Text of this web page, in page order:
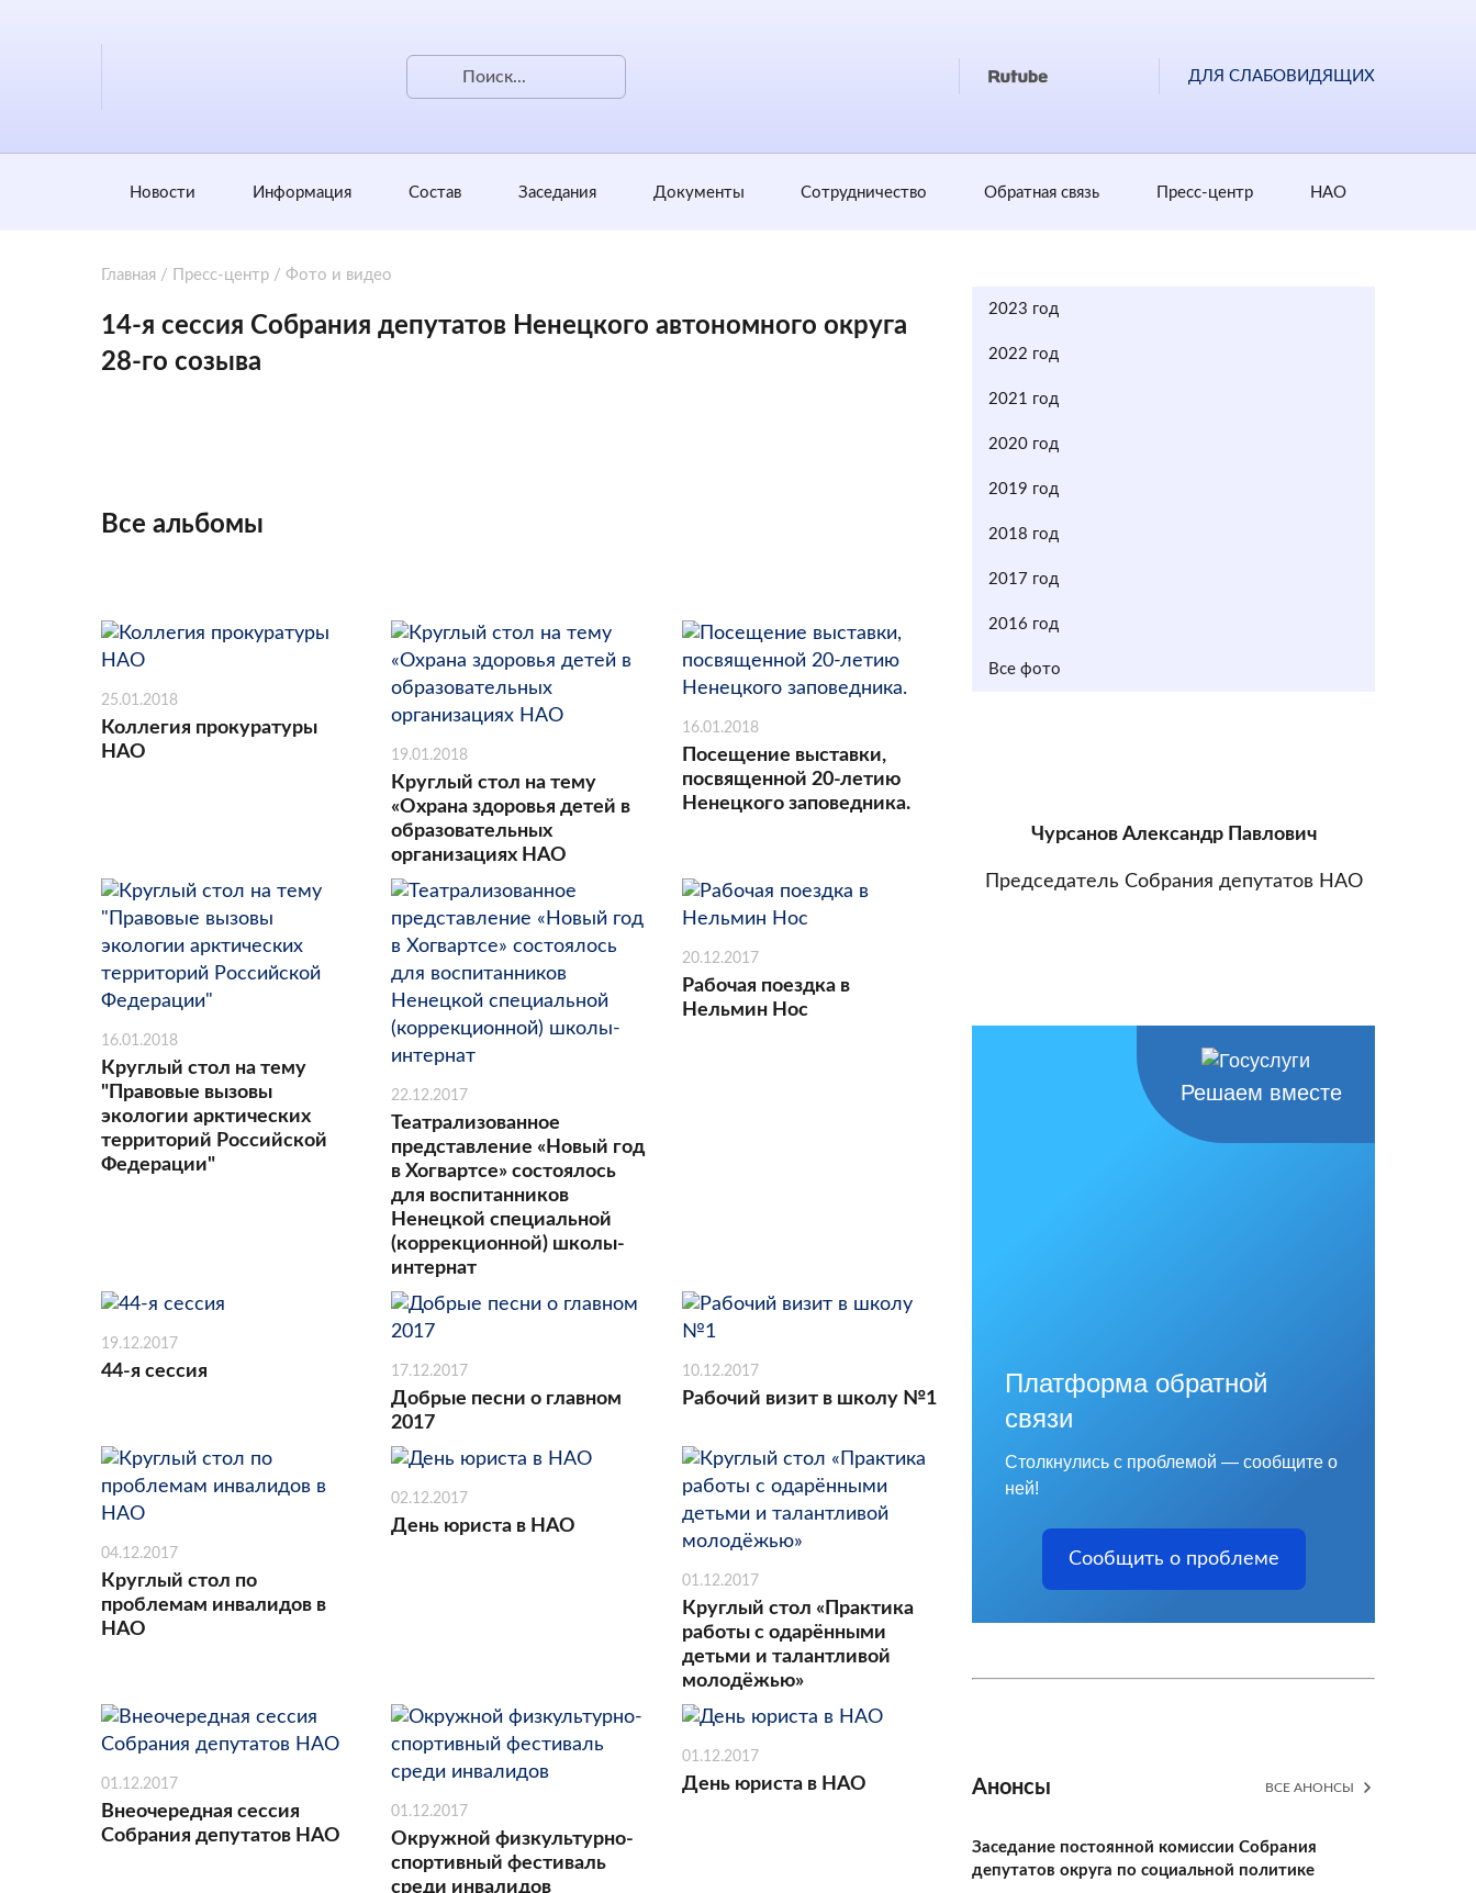
ДЛЯ СЛАБОВИДЯЩИХ
Новости Информация Состав Заседания Документы Сотрудничество Обратная cвязь Пресс-центр НАО
Главная / Пресс-центр / Фото и видео
14-я сессия Собрания депутатов Ненецкого автономного округа
28-го созыва
Все альбомы
25.01.2018
Коллегия прокуратуры
НАО
19.01.2018
Круглый стол на тему
«Охрана здоровья детей в
образовательных
организациях НАО
16.01.2018
Посещение выставки,
посвященной 20-летию
Ненецкого заповедника.
16.01.2018
Круглый стол на тему
"Правовые вызовы
экологии арктических
территорий Российской
Федерации"
22.12.2017
Театрализованное
представление «Новый год
в Хогвартсе» состоялось
для воспитанников
Ненецкой специальной
(коррекционной) школы-
интернат
20.12.2017
Рабочая поездка в
Нельмин Нос
19.12.2017
44-я сессия 17.12.2017
Добрые песни о главном
2017
10.12.2017
Рабочий визит в школу №1
04.12.2017
Круглый стол по
проблемам инвалидов в
НАО
02.12.2017
День юриста в НАО
01.12.2017
Круглый стол «Практика
работы с одарёнными
детьми и талантливой
молодёжью»
01.12.2017
Внеочередная сессия
Собрания депутатов НАО
01.12.2017
Окружной физкультурно-
спортивный фестиваль
среди инвалидов
01.12.2017
День юриста в НАО
2023 год
2022 год
2021 год
2020 год
2019 год
2018 год
2017 год
2016 год
Все фото
Чурсанов Александр Павлович
Председатель Собрания депутатов НАО
Решаем вместе
Платформа обратной
связи
Столкнулись с проблемой — сообщите о
ней!
Сообщить о проблеме
Анонсы ВСЕ АНОНСЫ
Заседание постоянной комиссии Собрания
депутатов округа по социальной политике